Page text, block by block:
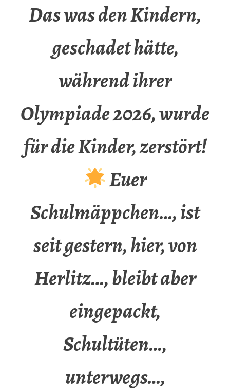
Das was den Kindern,
geschadet hätte,
während ihrer
Olympiade 2026, wurde
für die Kinder, zerstört!
Euer
Schulmäppchen…, ist
seit gestern, hier, von
Herlitz…, bleibt aber
eingepackt,
Schultüten…,
unterwegs…,